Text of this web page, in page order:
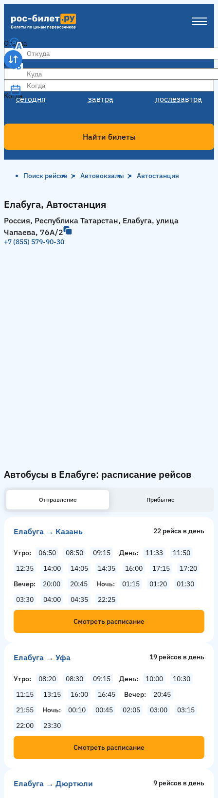
Откуда
Куда
Когда
сегодня завтра послезавтра
Когда
Найти билеты
Поиск рейсов Автовокзалы Автостанция
Елабуга, Автостанция
Россия, Республика Татарстан, Елабуга, улица
Чапаева, 76А/2
+7 (855) 579-90-30
Автобусы в Елабуге: расписание рейсов
Отправление Прибытие
Елабуга → Казань 22 рейсa в день
Утро 06:50 08:50 09:15 День 11:33
11:50
12:35
14:00 14:05 14:35 16:00 17:15
17:20
Вечер
20:00 20:45 Ночь 01:15 01:20
01:30
03:30
04:00 04:35 22:25
Смотреть расписание
Елабуга → Уфа 19 рейсов в день
Утро 08:20 08:30 09:15 День 10:00
10:30
11:15
13:15 16:00 16:45 Вечер
20:45
21:55
Ночь 00:10 00:45 02:05 03:00
03:15
22:00
23:30
Смотреть расписание
Елабуга → Дюртюли 9 рейсов в день